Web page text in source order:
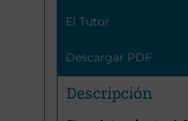
El Tutor
Descargar PDF
Descripción